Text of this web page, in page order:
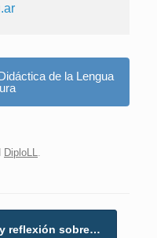
de la Lengua
DiploLL.
reflexión sobre…